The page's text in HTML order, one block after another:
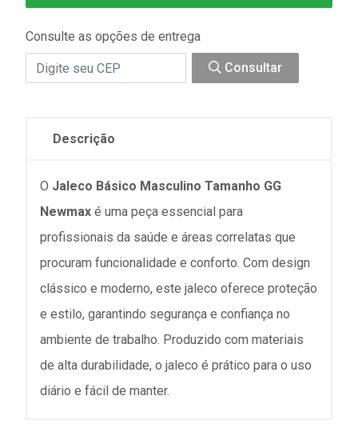
Consulte as opções de entrega
Consultar
Descrição
O Jaleco Básico Masculino Tamanho GG
Newmax é uma peça essencial para
profissionais da saúde e áreas correlatas que
procuram funcionalidade e conforto. Com design
clássico e moderno, este jaleco oferece proteção
e estilo, garantindo segurança e confiança no
ambiente de trabalho. Produzido com materiais
de alta durabilidade, o jaleco é prático para o uso
diário e fácil de manter.